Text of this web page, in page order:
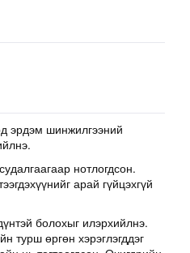
эрдэм шинжилгээний
нотлогдсон.
арай гүйцэхгүй
болохыг илэрхийлнэ.
турш өргөн хэрэглэгддэг